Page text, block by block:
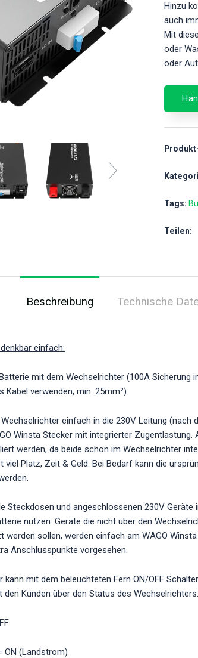
Hinzu
auch
Mit
oder
oder
Tags:
Teilen:
Beschreibung Technische
einfach:
mit dem Wechselrichter (100A Sicherung
Kabel verwenden, min. 25mm²).
einfach in die 230V Leitung (nach
Winsta Stecker mit integrierter Zugentlastung.
werden, da beide schon im Wechselrichter
viel Platz, Zeit & Geld. Bei Bedarf kann die
Steckdosen und angeschlossenen 230V
nutzen. Geräte die nicht über den
werden sollen, werden einfach am WAGO
Anschlusspunkte vorgesehen.
kann mit dem beleuchteten Fern ON/OFF
Kunden über den Status des Wechselrichters:
ON (Landstrom)